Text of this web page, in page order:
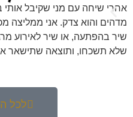
אחרי שיחה עם מני שקיבל
מדהים והוא צדק. אני ממליצה
שיר בהפתעה, או שיר לאירוע
שלא תשכחו, ותוצאה שתישאר
לכל